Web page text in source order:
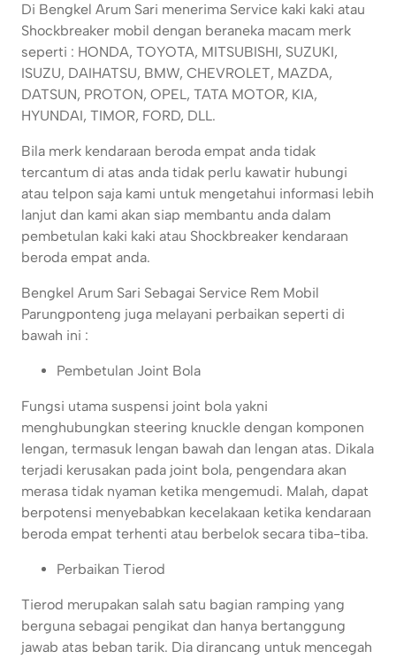
Di Bengkel Arum Sari menerima Service kaki kaki atau
Shockbreaker mobil dengan beraneka macam merk
seperti : HONDA, TOYOTA, MITSUBISHI, SUZUKI,
ISUZU, DAIHATSU, BMW, CHEVROLET, MAZDA,
DATSUN, PROTON, OPEL, TATA MOTOR, KIA,
HYUNDAI, TIMOR, FORD, DLL.
Bila merk kendaraan beroda empat anda tidak
tercantum di atas anda tidak perlu kawatir hubungi
atau telpon saja kami untuk mengetahui informasi lebih
lanjut dan kami akan siap membantu anda dalam
pembetulan kaki kaki atau Shockbreaker kendaraan
beroda empat anda.
Bengkel Arum Sari Sebagai Service Rem Mobil
Parungponteng juga melayani perbaikan seperti di
bawah ini :
Pembetulan Joint Bola
Fungsi utama suspensi joint bola yakni
menghubungkan steering knuckle dengan komponen
lengan, termasuk lengan bawah dan lengan atas. Dikala
terjadi kerusakan pada joint bola, pengendara akan
merasa tidak nyaman ketika mengemudi. Malah, dapat
berpotensi menyebabkan kecelakaan ketika kendaraan
beroda empat terhenti atau berbelok secara tiba-tiba.
Perbaikan Tierod
Tierod merupakan salah satu bagian ramping yang
berguna sebagai pengikat dan hanya bertanggung
jawab atas beban tarik. Dia dirancang untuk mencegah